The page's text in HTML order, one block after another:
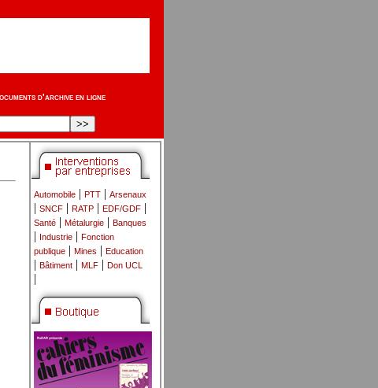
d'archive en ligne
Automobile | PTT | Arsenaux
| SNCF | RATP | EDF/GDF |
Santé | Métalurgie | Banques
| Industrie | Fonction
publique | Mines | Education
| Bâtiment | MLF | Don UCL
|